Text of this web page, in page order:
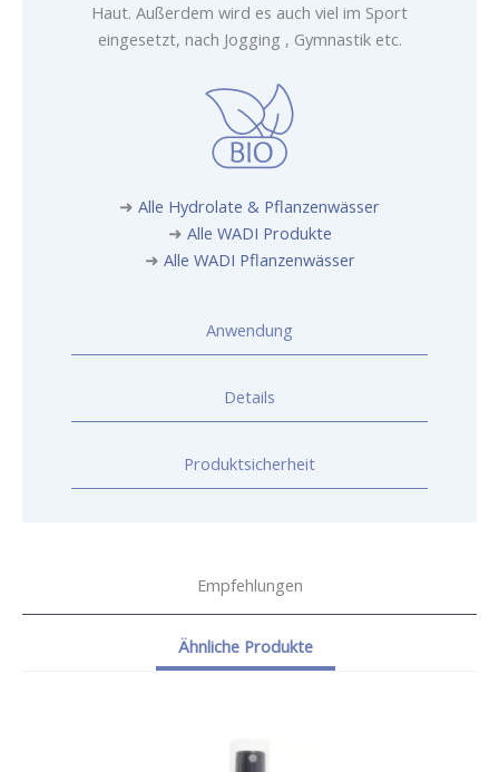
Haut. Außerdem wird es auch viel im Sport
eingesetzt, nach Jogging , Gymnastik etc.
➜ Alle Hydrolate & Pflanzenwässer
➜ Alle WADI Produkte
➜ Alle WADI Pflanzenwässer
Anwendung
Details
Produktsicherheit
Empfehlungen
Ähnliche Produkte